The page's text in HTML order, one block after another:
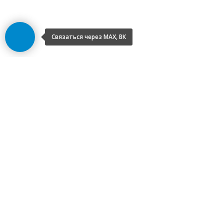
Связаться через МАХ, ВК